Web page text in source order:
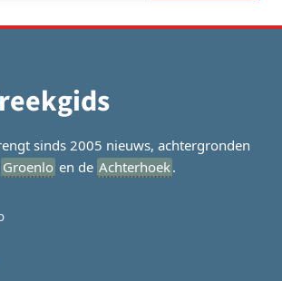
sinds 2005 nieuws, achtergronden
Groenlo en de Achterhoek.